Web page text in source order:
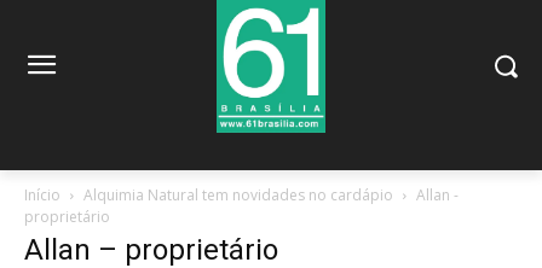
Início Alquimia Natural tem novidades no cardápio
Allan -
proprietário
Allan – proprietário